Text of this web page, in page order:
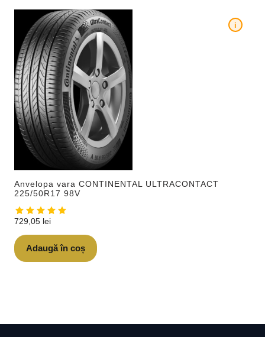
Anvelopa vara CONTINENTAL ULTRACONTACT
225/50R17 98V
i
729,05 lei
Adaugă în coș